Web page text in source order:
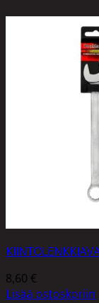
8,60 €
Lisää ostoskoriin